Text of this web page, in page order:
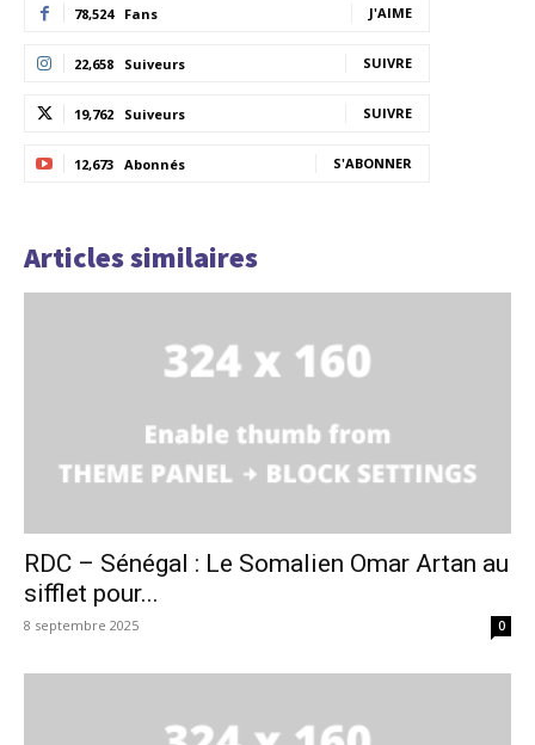
78,524 Fans J'AIME
22,658 Suiveurs SUIVRE
19,762 Suiveurs SUIVRE
12,673 Abonnés S'ABONNER
Articles similaires
RDC – Sénégal : Le Somalien Omar Artan au
sifflet pour...
8 septembre 2025 0